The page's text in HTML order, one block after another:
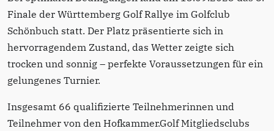
Finale der Württemberg Golf Rallye im Golfclub
Schönbuch statt. Der Platz präsentierte sich in
hervorragendem Zustand, das Wetter zeigte sich
trocken und sonnig – perfekte Voraussetzungen für ein
gelungenes Turnier.
Insgesamt 66 qualifizierte Teilnehmerinnen und
Teilnehmer von den Hofkammer.Golf Mitgliedsclubs